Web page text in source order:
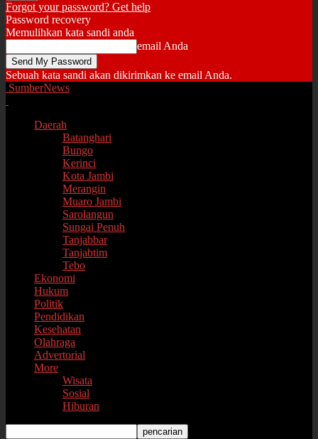
Forgot your password? Get help
Password recovery
Memulihkan kata sandi anda
email Anda
Sebuah kata sandi akan dikirimkan ke email Anda.
SumberNews
Daerah
Batanghari
Bungo
Kerinci
Kota Jambi
Merangin
Muaro Jambi
Sarolangun
Sungai Penuh
Tanjabbar
Tanjabtim
Tebo
Ekonomi
Hukum
Politik
Pendidikan
Kesehatan
Olahraga
Advertorial
More
Wisata
Sosial
Hiburan